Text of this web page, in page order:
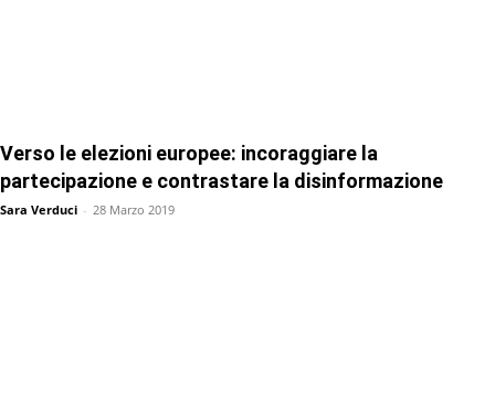
Verso le elezioni europee: incoraggiare la
partecipazione e contrastare la disinformazione
Sara Verduci - 28 Marzo 2019